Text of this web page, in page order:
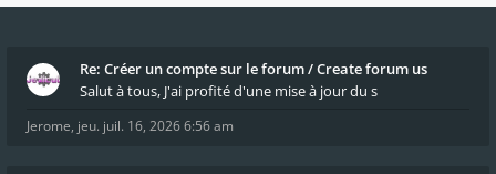
Re: Créer un compte sur le forum / Create forum us
Salut à tous, J'ai profité d'une mise à jour du s
Jerome, jeu. juil. 16, 2026 6:56 am